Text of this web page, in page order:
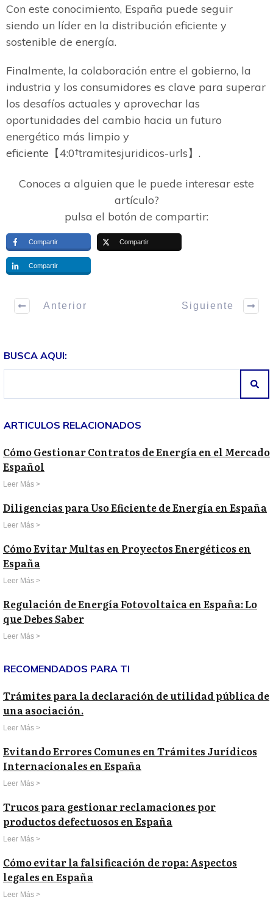
Con este conocimiento, España puede seguir
siendo un líder en la distribución eficiente y
sostenible de energía.
Finalmente, la colaboración entre el gobierno, la
industria y los consumidores es clave para superar
los desafíos actuales y aprovechar las
oportunidades del cambio hacia un futuro
energético más limpio y
eficiente【4:0†tramitesjuridicos-urls】.
Conoces a alguien que le puede interesar este
artículo?
pulsa el botón de compartir:
Compartir Compartir
Compartir
Anterior Siguiente
BUSCA AQUI:
ARTICULOS RELACIONADOS
Cómo Gestionar Contratos de Energía en el Mercado
Español
Leer Más >
Diligencias para Uso Eficiente de Energía en España
Leer Más >
Cómo Evitar Multas en Proyectos Energéticos en
España
Leer Más >
Regulación de Energía Fotovoltaica en España: Lo
que Debes Saber
Leer Más >
RECOMENDADOS PARA TI
Trámites para la declaración de utilidad pública de
una asociación.
Leer Más >
Evitando Errores Comunes en Trámites Jurídicos
Internacionales en España
Leer Más >
Trucos para gestionar reclamaciones por
productos defectuosos en España
Leer Más >
Cómo evitar la falsificación de ropa: Aspectos
legales en España
Leer Más >